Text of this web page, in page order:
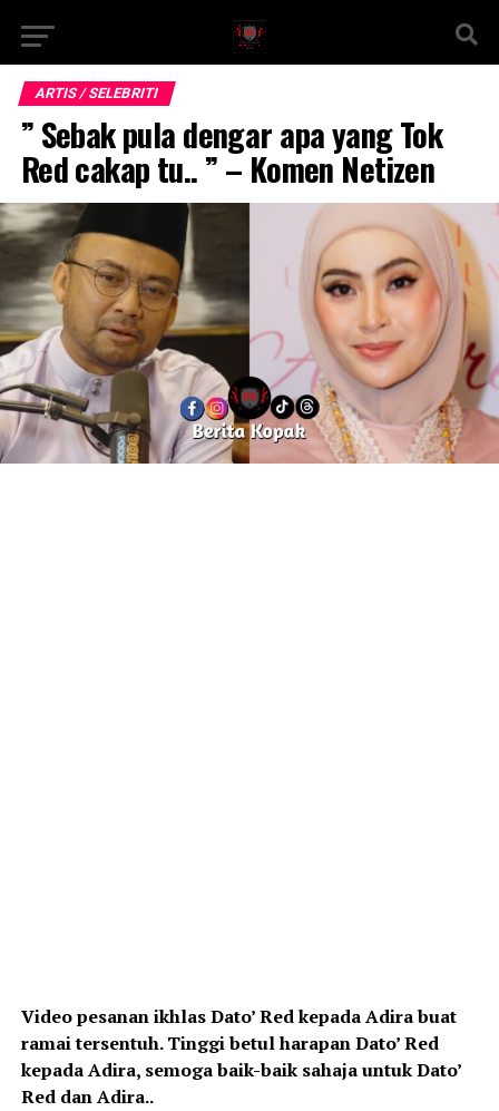
ARTIS / SELEBRITI
” Sebak pula dengar apa yang Tok
Red cakap tu.. ” – Komen Netizen
Video pesanan ikhlas Dato’ Red kepada Adira buat
ramai tersentuh. Tinggi betul harapan Dato’ Red
kepada Adira, semoga baik-baik sahaja untuk Dato’
Red dan Adira..